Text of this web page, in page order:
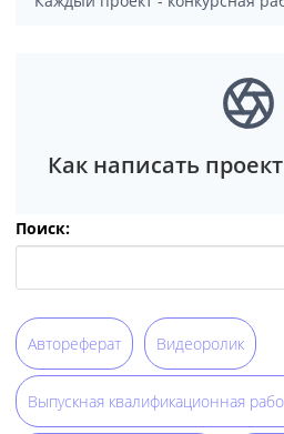
Как написать
Поиск:
Автореферат Видеоролик
Выпускная квалификационная